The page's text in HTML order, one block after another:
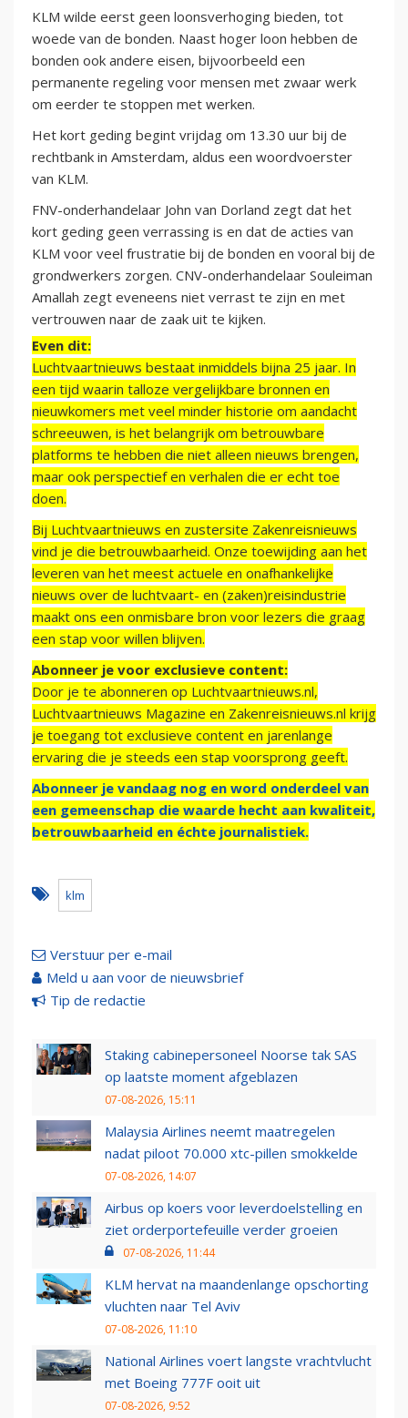
KLM wilde eerst geen loonsverhoging bieden, tot
woede van de bonden. Naast hoger loon hebben de
bonden ook andere eisen, bijvoorbeeld een
permanente regeling voor mensen met zwaar werk
om eerder te stoppen met werken.
Het kort geding begint vrijdag om 13.30 uur bij de
rechtbank in Amsterdam, aldus een woordvoerster
van KLM.
FNV-onderhandelaar John van Dorland zegt dat het
kort geding geen verrassing is en dat de acties van
KLM voor veel frustratie bij de bonden en vooral bij de
grondwerkers zorgen. CNV-onderhandelaar Souleiman
Amallah zegt eveneens niet verrast te zijn en met
vertrouwen naar de zaak uit te kijken.
Even dit:
Luchtvaartnieuws bestaat inmiddels bijna 25 jaar. In
een tijd waarin talloze vergelijkbare bronnen en
nieuwkomers met veel minder historie om aandacht
schreeuwen, is het belangrijk om betrouwbare
platforms te hebben die niet alleen nieuws brengen,
maar ook perspectief en verhalen die er echt toe
doen.
Bij Luchtvaartnieuws en zustersite Zakenreisnieuws
vind je die betrouwbaarheid. Onze toewijding aan het
leveren van het meest actuele en onafhankelijke
nieuws over de luchtvaart- en (zaken)reisindustrie
maakt ons een onmisbare bron voor lezers die graag
een stap voor willen blijven.
Abonneer je voor exclusieve content:
Door je te abonneren op Luchtvaartnieuws.nl,
Luchtvaartnieuws Magazine en Zakenreisnieuws.nl krijg
je toegang tot exclusieve content en jarenlange
ervaring die je steeds een stap voorsprong geeft.
Abonneer je vandaag nog en word onderdeel van
een gemeenschap die waarde hecht aan kwaliteit,
betrouwbaarheid en échte journalistiek.
klm
Verstuur per e-mail
Meld u aan voor de nieuwsbrief
Tip de redactie
Staking cabinepersoneel Noorse tak SAS
op laatste moment afgeblazen
07-08-2026, 15:11
Malaysia Airlines neemt maatregelen
nadat piloot 70.000 xtc-pillen smokkelde
07-08-2026, 14:07
Airbus op koers voor leverdoelstelling en
ziet orderportefeuille verder groeien
07-08-2026, 11:44
KLM hervat na maandenlange opschorting
vluchten naar Tel Aviv
07-08-2026, 11:10
National Airlines voert langste vrachtvlucht
met Boeing 777F ooit uit
07-08-2026, 9:52